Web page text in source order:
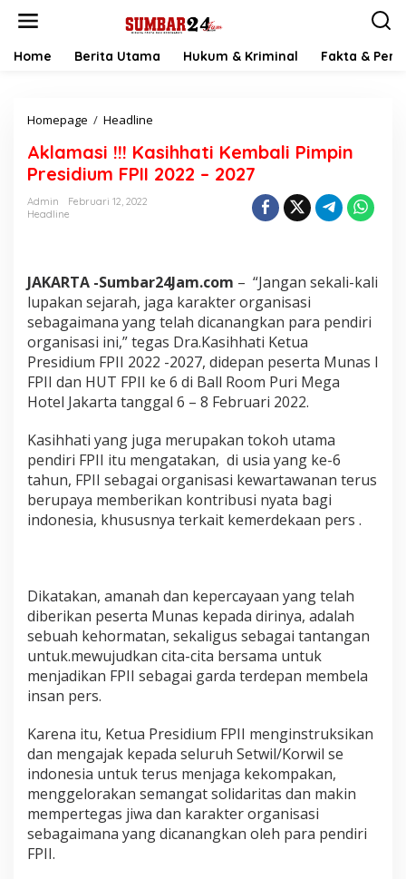
Home Berita Utama Hukum & Kriminal Fakta &
Homepage / Headline
l
a
m
!
K
a
s
i
h
h
a
t
K
e
m
b
m
p
i
n
P
r
d
i
u
m
P
I
Aklamasi !!! Kasihhati Kembali Pimpin
Presidium FPII 2022 – 2027
Admin
Februari 12, 2022
Headline
JAKARTA -Sumbar24Jam.com – “Jangan sekali-kali
lupakan sejarah, jaga karakter organisasi
sebagaimana yang telah dicanangkan para pendiri
organisasi ini,” tegas Dra.Kasihhati Ketua
Presidium FPII 2022 -2027, didepan peserta Munas I
FPII dan HUT FPII ke 6 di Ball Room Puri Mega
Hotel Jakarta tanggal 6 – 8 Februari 2022.
Kasihhati yang juga merupakan tokoh utama
pendiri FPII itu mengatakan, di usia yang ke-6
tahun, FPII sebagai organisasi kewartawanan terus
berupaya memberikan kontribusi nyata bagi
indonesia, khususnya terkait kemerdekaan pers .
Dikatakan, amanah dan kepercayaan yang telah
diberikan peserta Munas kepada dirinya, adalah
sebuah kehormatan, sekaligus sebagai tantangan
untuk.mewujudkan cita-cita bersama untuk
menjadikan FPII sebagai garda terdepan membela
insan pers.
Karena itu, Ketua Presidium FPII menginstruksikan
dan mengajak kepada seluruh Setwil/Korwil se
indonesia untuk terus menjaga kekompakan,
menggelorakan semangat solidaritas dan makin
mempertegas jiwa dan karakter organisasi
sebagaimana yang dicanangkan oleh para pendiri
FPII.